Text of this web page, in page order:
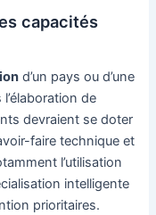
capacités
d’un pays ou d’une
de
devraient se doter
faire technique et
l’utilisation
intelligente
prioritaires.